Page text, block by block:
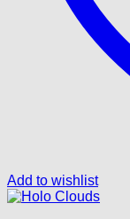
Add to wishlist